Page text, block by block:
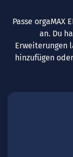
Passe orgaMAX
an. Du
Erweiterungen
hinzufügen